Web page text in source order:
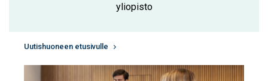
yliopisto
Uutishuoneen etusivulle